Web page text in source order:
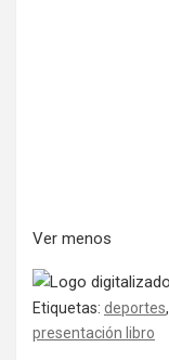
Ver menos
Etiquetas: deportes,
presentación libro